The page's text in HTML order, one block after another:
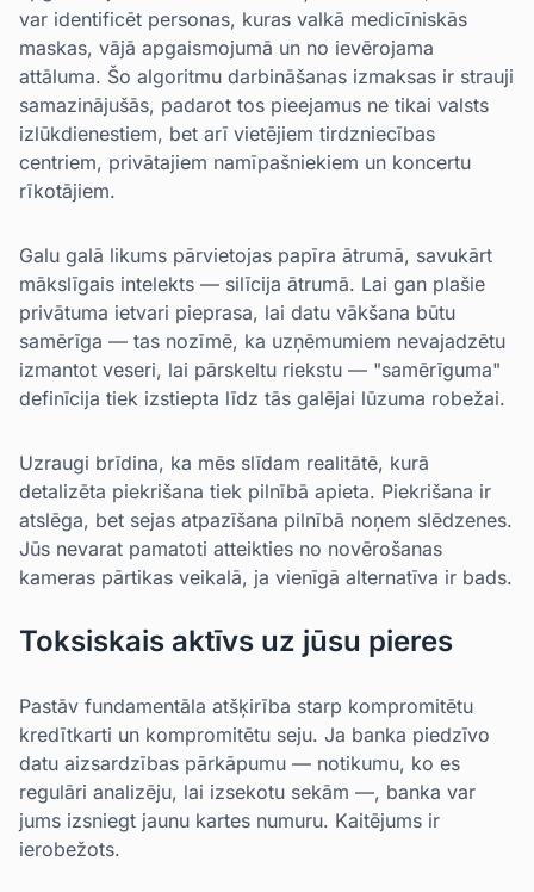
var identificēt personas, kuras valkā medicīniskās
maskas, vājā apgaismojumā un no ievērojama
attāluma. Šo algoritmu darbināšanas izmaksas ir strauji
samazinājušās, padarot tos pieejamus ne tikai valsts
izlūkdienestiem, bet arī vietējiem tirdzniecības
centriem, privātajiem namīpašniekiem un koncertu
rīkotājiem.
Galu galā likums pārvietojas papīra ātrumā, savukārt
mākslīgais intelekts — silīcija ātrumā. Lai gan plašie
privātuma ietvari pieprasa, lai datu vākšana būtu
samērīga — tas nozīmē, ka uzņēmumiem nevajadzētu
izmantot veseri, lai pārskeltu riekstu — "samērīguma"
definīcija tiek izstiepta līdz tās galējai lūzuma robežai.
Uzraugi brīdina, ka mēs slīdam realitātē, kurā
detalizēta piekrišana tiek pilnībā apieta. Piekrišana ir
atslēga, bet sejas atpazīšana pilnībā noņem slēdzenes.
Jūs nevarat pamatoti atteikties no novērošanas
kameras pārtikas veikalā, ja vienīgā alternatīva ir bads.
Toksiskais aktīvs uz jūsu pieres
Pastāv fundamentāla atšķirība starp kompromitētu
kredītkarti un kompromitētu seju. Ja banka piedzīvo
datu aizsardzības pārkāpumu — notikumu, ko es
regulāri analizēju, lai izsekotu sekām —, banka var
jums izsniegt jaunu kartes numuru. Kaitējums ir
ierobežots.